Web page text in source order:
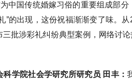
为中国传统婚嫁习俗的重要组成部
”的出现，这份祝福渐渐变了味。
三批涉彩礼纠纷典型案例，网络讨
科学院社会学研究所研究员 田丰：